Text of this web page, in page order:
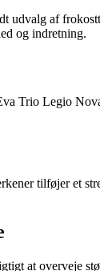
udvalg af
og indretning.
Trio Legio
tilføjer et
at overveje